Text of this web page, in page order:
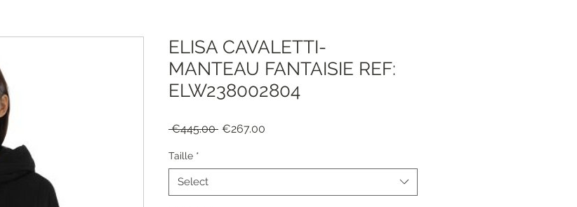
ELISA CAVALETTI-
MANTEAU FANTAISIE REF:
ELW238002804
€445.00 Regular
€267.00
Taille *
Select